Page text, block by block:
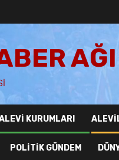
AĞI
KURUMLARI
POLITIK GÜNDEM